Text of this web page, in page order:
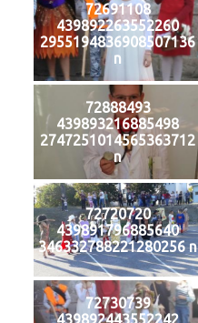
72691108
439892263552260
2955194836908507136
n
72888493
439893216885498
2747251014565363712
n
72720720
439891796885640
346332788221280256 n
72730739
439892443552242